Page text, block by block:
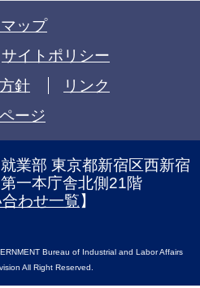
ップ
サイトポリシー
針
リンク
ージ
業部 東京都新宿区西新宿
一本庁舎北側21階
わせ一覧】
Bureau of Industrial and Labor Affairs
All Right Reserved.